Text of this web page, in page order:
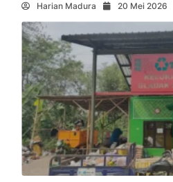
Harian Madura 20 Mei 2026